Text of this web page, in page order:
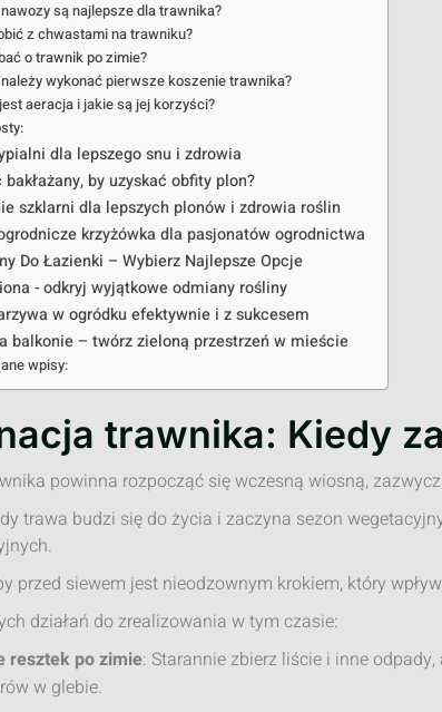
są najlepsze dla trawnika?
z chwastami na trawniku?
o trawnik po zimie?
należy wykonać pierwsze koszenie trawnika?
aeracja i jakie są jej korzyści?
dla lepszego snu i zdrowia
by uzyskać obfity plon?
szklarni dla lepszych plonów i zdrowia roślin
krzyżówka dla pasjonatów ogrodnictwa
Do Łazienki – Wybierz Najlepsze Opcje
- odkryj wyjątkowe odmiany rośliny
w ogródku efektywnie i z sukcesem
balkonie – twórz zieloną przestrzeń w mieście
wpisy:
trawnika: Kiedy
powinna rozpocząć się wczesną wiosną,
trawa budzi się do życia i zaczyna sezon
przed siewem jest nieodzownym krokiem, który
działań do zrealizowania w tym czasie:
resztek po zimie: Starannie zbierz liście i inne
w glebie.